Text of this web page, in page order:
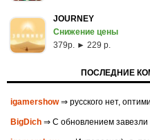
JOURNEY
Снижение цены
379p. ► 229 р.
ПОСЛЕДНИЕ
igamershow⇒ русского нет,
BigDich ⇒ С обновлением завезли